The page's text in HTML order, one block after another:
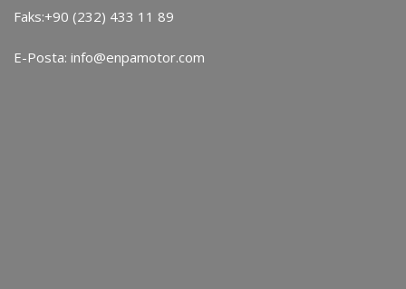
Faks:+90 (232) 433 11 89
E-Posta: info@enpamotor.com